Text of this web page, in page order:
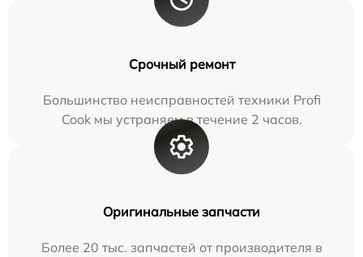
Срочный ремонт
Большинство неисправностей техники Profi
Cook мы устраняем в течение 2 часов.
Оригинальные запчасти
Более 20 тыс. запчастей от производителя в